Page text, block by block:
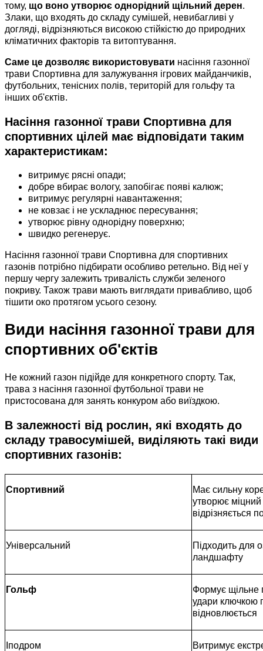
тому, що воно утворює однорідний щільний дерен.
Злаки, що входять до складу сумішей, невибагливі у
догляді, відрізняються високою стійкістю до природних
кліматичних факторів та витоптування.
Саме це дозволяє використовувати насіння газонної
трави Спортивна для залужування ігрових майданчиків,
футбольних, тенісних полів, територій для гольфу та
інших об'єктів.
Насіння газонної трави Спортивна для
спортивних цілей має відповідати таким
характеристикам:
витримує рясні опади;
добре вбирає вологу, запобігає появі калюж;
витримує регулярні навантаження;
не ковзає і не ускладнює пересування;
утворює рівну однорідну поверхню;
швидко регенерує.
Насіння газонної трави Спортивна для спортивних
газонів потрібно підбирати особливо ретельно. Від неї у
першу чергу залежить тривалість служби зеленого
покриву. Також трави мають виглядати привабливо, щоб
тішити око протягом усього сезону.
Види насіння газонної трави для
спортивних об'єктів
Не кожний газон підійде для конкретного спорту. Так,
трава з насіння газонної футбольної трави не
пристосована для занять конкуром або виїздкою.
В залежності від рослин, які входять до
складу травосумішей, виділяють такі види
спортивних газонів:
Спортивний
Має сильну
утворює
відрізняється
Універсальний
Підходить для
ландшафту
Гольф
Формує щільне
удари ключкою
відновлюється
Іподром
Витримує